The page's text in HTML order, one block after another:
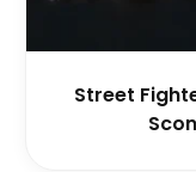
Street